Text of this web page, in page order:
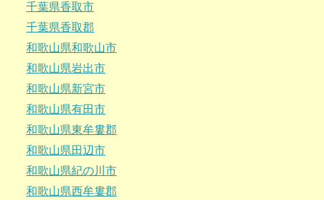
千葉県香取市
千葉県香取郡
和歌山県和歌山市
和歌山県岩出市
和歌山県新宮市
和歌山県有田市
和歌山県東牟婁郡
和歌山県田辺市
和歌山県紀の川市
和歌山県西牟婁郡